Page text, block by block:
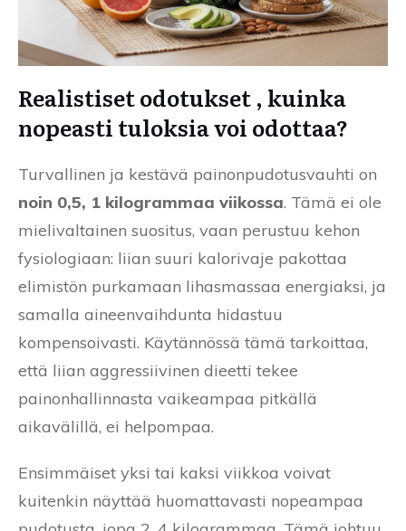
Realistiset odotukset , kuinka
nopeasti tuloksia voi odottaa?
Turvallinen ja kestävä painonpudotusvauhti on
noin 0,5, 1 kilogrammaa viikossa. Tämä ei ole
mielivaltainen suositus, vaan perustuu kehon
fysiologiaan: liian suuri kalorivaje pakottaa
elimistön purkamaan lihasmassaa energiaksi, ja
samalla aineenvaihdunta hidastuu
kompensoivasti. Käytännössä tämä tarkoittaa,
että liian aggressiivinen dieetti tekee
painonhallinnasta vaikeampaa pitkällä
aikavälillä, ei helpompaa.
Ensimmäiset yksi tai kaksi viikkoa voivat
kuitenkin näyttää huomattavasti nopeampaa